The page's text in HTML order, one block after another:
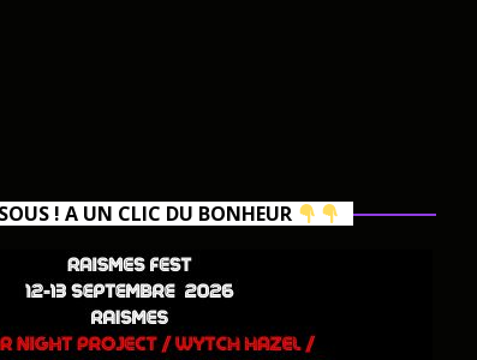
! A UN CLIC DU BONHEUR